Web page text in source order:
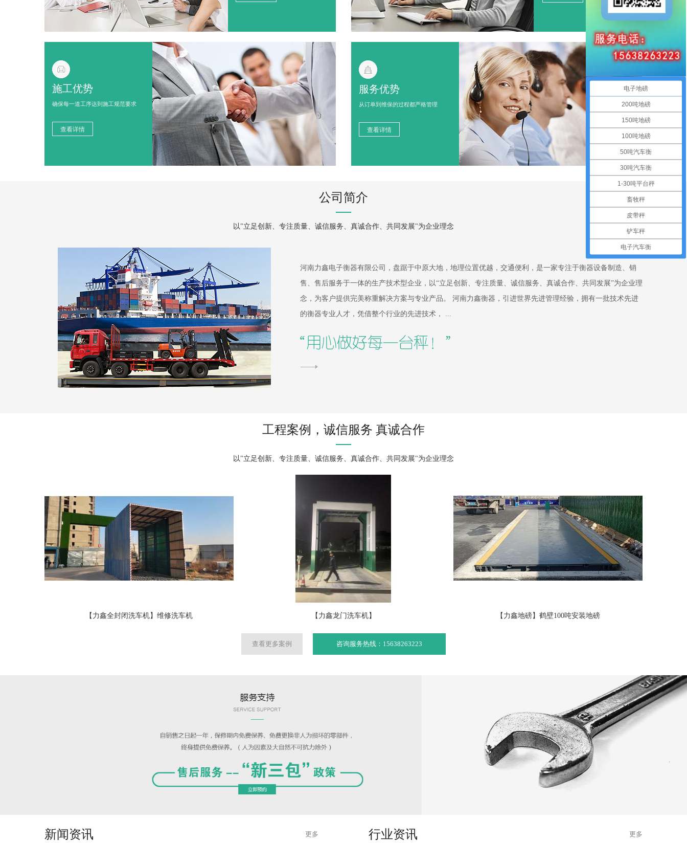
施工优势
确保每一道工序达到施工规范要求
查看详情
服务优势
从订单到维保的过程都严格管理
查看详情
公司简介
以"立足创新、专注质量、诚信服务、真诚合作、共同发展"为企业理念
河南力鑫电子衡器有限公司，盘踞于中原大地，地理位置优越，交通便利，是一家专注于衡器设备制造、销
售、售后服务于一体的生产技术型企业，以“立足创新、专注质量、诚信服务、真诚合作、共同发展”为企业理
念，为客户提供完美称重解决方案与专业产品。 河南力鑫衡器，引进世界先进管理经验，拥有一批技术先进
的衡器专业人才，凭借整个行业的先进技术， ...
工程案例，诚信服务 真诚合作
以"立足创新、专注质量、诚信服务、真诚合作、共同发展"为企业理念
【力鑫全封闭洗车机】维修洗车机 【力鑫龙门洗车机】 【力鑫地磅】鹤壁100吨安装地磅
查看更多案例 咨询服务热线：15638263223
新闻资讯 更多 行业资讯 更多
电子地磅
200吨地磅
150吨地磅
100吨地磅
50吨汽车衡
30吨汽车衡
1-30吨平台秤
畜牧秤
皮带秤
铲车秤
电子汽车衡